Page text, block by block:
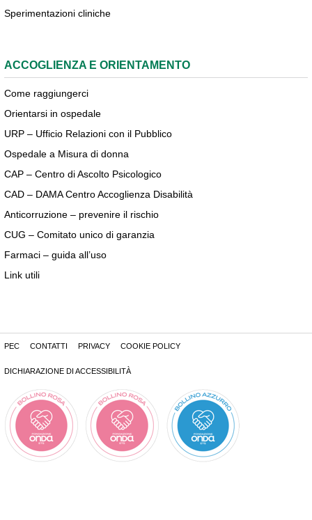
Sperimentazioni cliniche
ACCOGLIENZA E ORIENTAMENTO
Come raggiungerci
Orientarsi in ospedale
URP – Ufficio Relazioni con il Pubblico
Ospedale a Misura di donna
CAP – Centro di Ascolto Psicologico
CAD – DAMA Centro Accoglienza Disabilità
Anticorruzione – prevenire il rischio
CUG – Comitato unico di garanzia
Farmaci – guida all’uso
Link utili
PEC CONTATTI PRIVACY COOKIE POLICY
DICHIARAZIONE DI ACCESSIBILITÀ